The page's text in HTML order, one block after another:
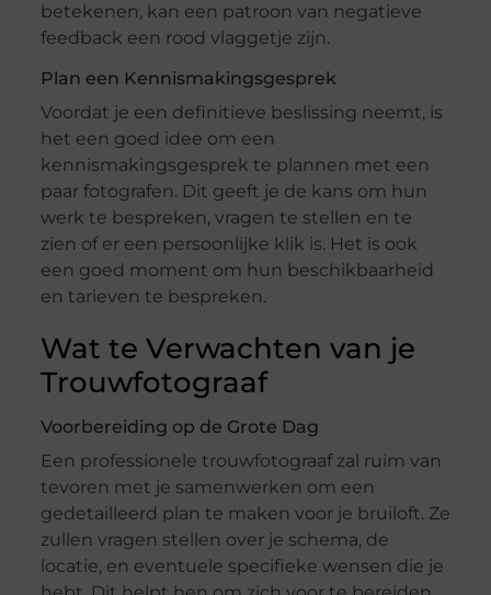
betekenen, kan een patroon van negatieve
feedback een rood vlaggetje zijn.
Plan een Kennismakingsgesprek
Voordat je een definitieve beslissing neemt, is
het een goed idee om een
kennismakingsgesprek te plannen met een
paar fotografen. Dit geeft je de kans om hun
werk te bespreken, vragen te stellen en te
zien of er een persoonlijke klik is. Het is ook
een goed moment om hun beschikbaarheid
en tarieven te bespreken.
Wat te Verwachten van je
Trouwfotograaf
Voorbereiding op de Grote Dag
Een professionele trouwfotograaf zal ruim van
tevoren met je samenwerken om een
gedetailleerd plan te maken voor je bruiloft. Ze
zullen vragen stellen over je schema, de
locatie, en eventuele specifieke wensen die je